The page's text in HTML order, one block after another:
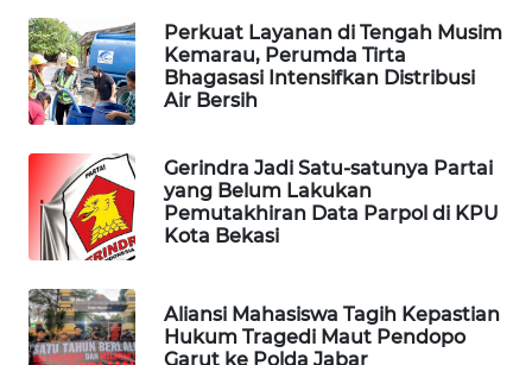
Perkuat Layanan di Tengah Musim
Kemarau, Perumda Tirta
Bhagasasi Intensifkan Distribusi
Air Bersih
Gerindra Jadi Satu-satunya Partai
yang Belum Lakukan
Pemutakhiran Data Parpol di KPU
Kota Bekasi
Aliansi Mahasiswa Tagih Kepastian
Hukum Tragedi Maut Pendopo
Garut ke Polda Jabar
WAHANA
SELEB
WAHANA
PERSONA
WAHANA
WAHANA
HEALTH